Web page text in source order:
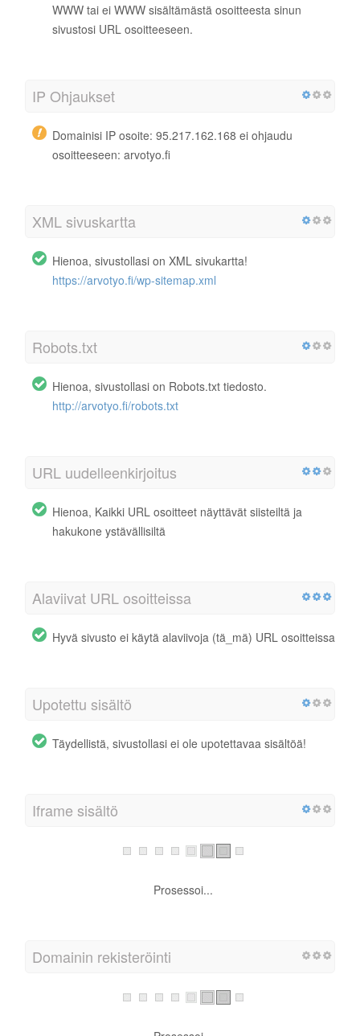
WWW tai ei WWW sisältämästä osoitteesta sinun
sivustosi URL osoitteeseen.
IP Ohjaukset
Domainisi IP osoite: 95.217.162.168 ei ohjaudu
osoitteeseen: arvotyo.fi
XML sivuskartta
Hienoa, sivustollasi on XML sivukartta!
https://arvotyo.fi/wp-sitemap.xml
Robots.txt
Hienoa, sivustollasi on Robots.txt tiedosto.
http://arvotyo.fi/robots.txt
URL uudelleenkirjoitus
Hienoa, Kaikki URL osoitteet näyttävät siisteiltä ja
hakukone ystävällisiltä
Alaviivat URL osoitteissa
Hyvä sivusto ei käytä alaviivoja (tä_mä) URL osoitteissa
Upotettu sisältö
Täydellistä, sivustollasi ei ole upotettavaa sisältöä!
Iframe sisältö
Täydellistä, sivustollasi ei ole Iframe sisältöä!
Kuinka monta vuotta ja kuukautta
Domainin ikä: Not Available